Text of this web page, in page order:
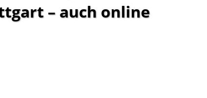
– auch online